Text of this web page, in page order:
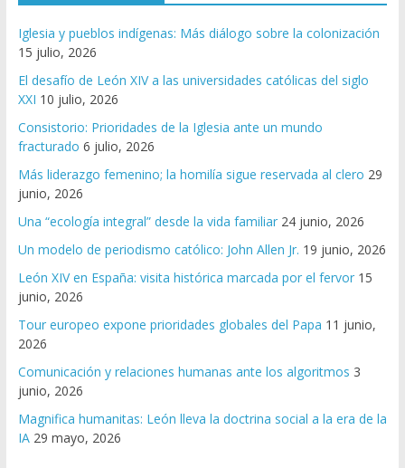
Iglesia y pueblos indígenas: Más diálogo sobre la colonización
15 julio, 2026
El desafío de León XIV a las universidades católicas del siglo
XXI 10 julio, 2026
Consistorio: Prioridades de la Iglesia ante un mundo
fracturado 6 julio, 2026
Más liderazgo femenino; la homilía sigue reservada al clero 29
junio, 2026
Una “ecología integral” desde la vida familiar 24 junio, 2026
Un modelo de periodismo católico: John Allen Jr. 19 junio, 2026
León XIV en España: visita histórica marcada por el fervor 15
junio, 2026
Tour europeo expone prioridades globales del Papa 11 junio,
2026
Comunicación y relaciones humanas ante los algoritmos 3
junio, 2026
Magnifica humanitas: León lleva la doctrina social a la era de la
IA 29 mayo, 2026